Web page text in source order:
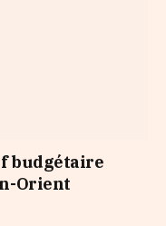
budgétaire
Orient